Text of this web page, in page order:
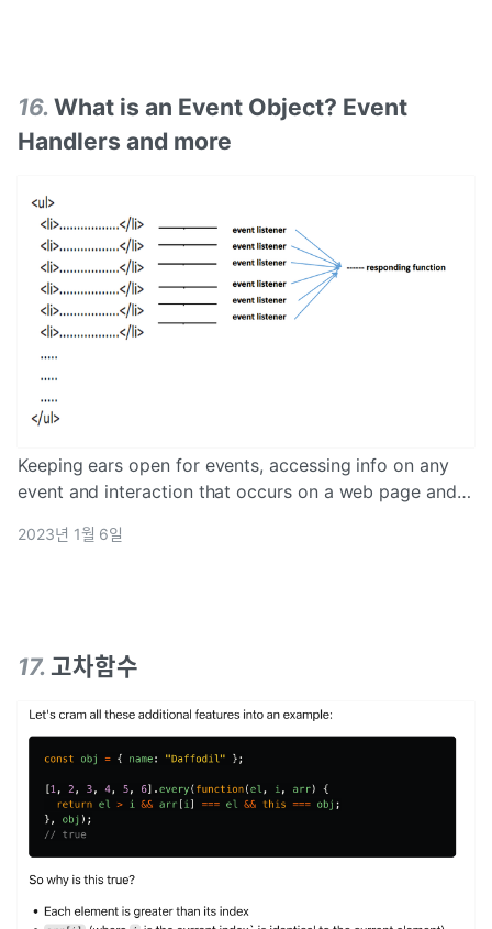
16. What is an Event Object? Event
Handlers and more
Keeping ears open for events, accessing info on any
event and interaction that occurs on a web page and
2023년 1월 6일
17. 고차함수